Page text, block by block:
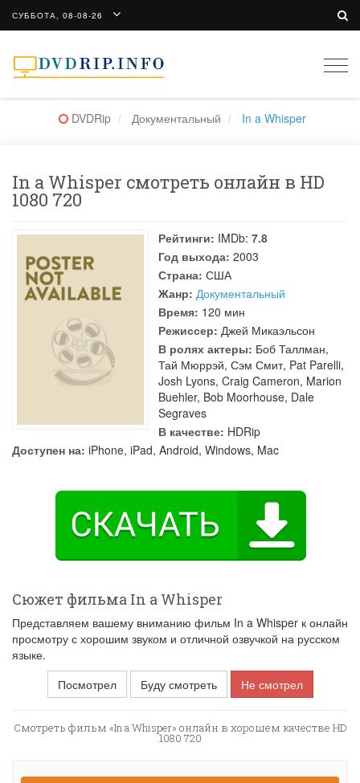
СУББОТА, 08-08-26
DVDRip Документальный In a Whisper
In a Whisper смотреть онлайн в HD
1080 720
Рейтинги: IMDb: 7.8
Год выхода: 2003
Страна: США
Жанр: Документальный
Время: 120 мин
Режиссер: Джей Микаэльсон
В ролях актеры: Боб Таллман,
Тай Мюррэй, Сэм Смит, Pat Parelli,
Josh Lyons, Craig Cameron, Marion
Buehler, Bob Moorhouse, Dale
Segraves
В качестве: HDRip
Доступен на: iPhone, iPad, Android, Windows, Mac
Сюжет фильма In a Whisper
Представляем вашему вниманию фильм In a Whisper к онлайн
просмотру с хорошим звуком и отличной озвучкой на русском
языке.
Посмотрел
Буду смотреть Не смотрел
Смотреть фильм «In a Whisper» онлайн в хорошем качестве HD
1080 720